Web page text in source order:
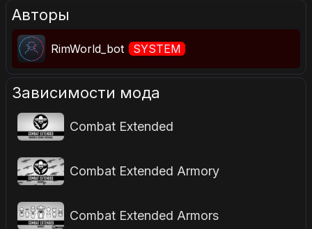
Авторы
RimWorld_bot SYSTEM
Зависимости мода
Combat Extended
Combat Extended Armory
Combat Extended Armors